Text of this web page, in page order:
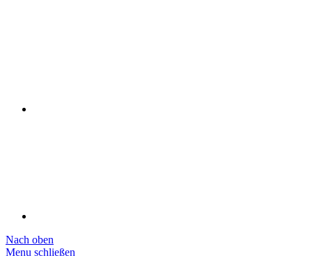
Nach oben
Menu schließen